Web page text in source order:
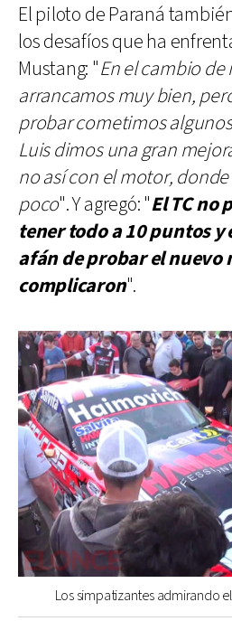
El piloto de Paraná
los desafíos que ha
Mustang: "En el cambio
arrancamos muy bien,
probar cometimos
Luis dimos una gran
no así con el motor,
poco". Y agregó: "El TC no
tener todo a 10 puntos y
afán de probar el nuevo
complicaron".
Los simpatizantes admirando